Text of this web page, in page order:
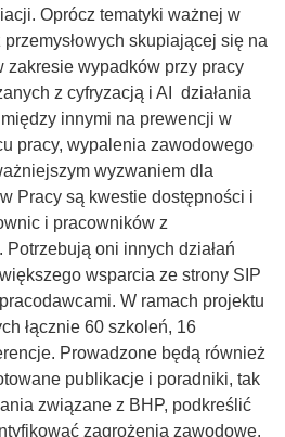
Oprócz tematyki ważnej w
skupiającej się na
zakresie wypadków przy pracy
z cyfryzacją i AI działania
innymi na prewencji w
pracy, wypalenia zawodowego
wyzwaniem dla
Pracy są kwestie dostępności i
i pracowników z
Potrzebują oni innych działań
wsparcia ze strony SIP
W ramach projektu
łącznie 60 szkoleń, 16
Prowadzone będą również
publikacje i poradniki, tak
związane z BHP, podkreślić
zagrożenia zawodowe.